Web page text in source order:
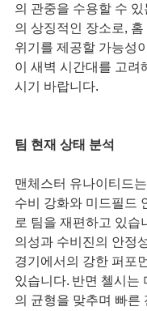
의 관중을 수용할 수
의 상징적인 장소로,
위기를 제공할 가능성
이 새벽 시간대를 고려
시기 바랍니다.
팀 현재 상태 분석
맨체스터 유나이티드
수비 강화와 미드필드
로 팀을 재편하고 있습
의성과 수비진의 안정
경기에서의 강한 퍼포
있습니다. 반면 첼시는
의 균형을 맞추며 빠른